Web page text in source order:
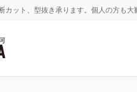
ット、型抜き承ります。個人の方も大